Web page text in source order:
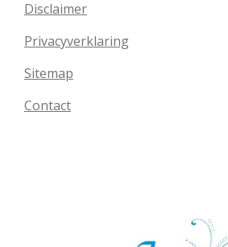
Disclaimer
Privacyverklaring
Sitemap
Contact